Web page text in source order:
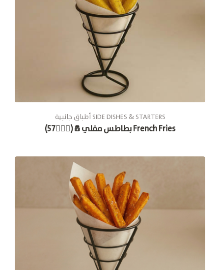
أطباق جانبية SIDE DISHES & STARTERS
بطاطس مقلي🧂(🚶🏽‍♂️57) French Fries